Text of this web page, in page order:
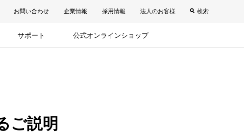
お問い合わせ 企業情報 採用情報 法人のお客様 検索
サポート 公式オンラインショップ
ご説明